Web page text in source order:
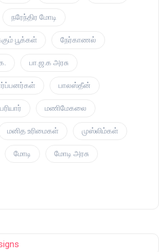
நரேந்திர மோடி
பூக்கள் நேர்காணல்
பா.ஜ.க அரசு
பாலஸ்தீன்
மணிமேகலை
மனித உரிமைகள் முஸ்லிம்கள்
மோடி மோடி அரசு